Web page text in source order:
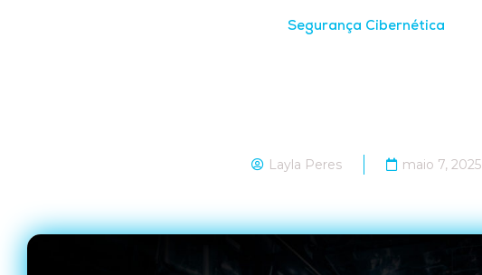
Segurança Cibernética
Layla Peres maio 7, 2025